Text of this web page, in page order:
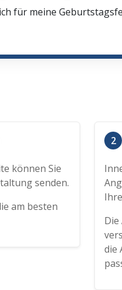
für meine
können Sie
senden.
am besten
2
die